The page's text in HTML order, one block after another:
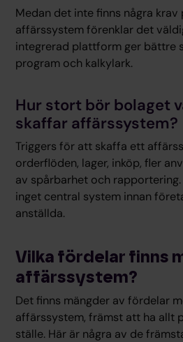
Medan det inte finns några krav
affärssystem förenklar det
integrerad plattform ger bättre
program och kalkylark.
Hur stort bör bolaget
skaffar affärssystem?
Triggers för att skaffa ett
orderflöden, lager, inköp, fler
av spårbarhet och
inget central system innan
anställda.
Vilka fördelar finns
affärssystem?
Det finns mängder av fördelar
affärssystem, främst att ha allt
ställe. Här är några av de